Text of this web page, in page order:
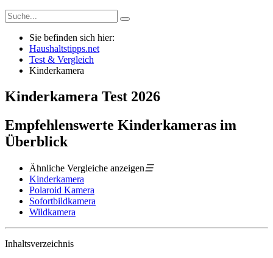
Sie befinden sich hier:
Haushaltstipps.net
Test & Vergleich
Kinderkamera
Kinderkamera Test 2026
Empfehlenswerte Kinderkameras im
Überblick
Ähnliche Vergleiche anzeigen☰
Kinderkamera
Polaroid Kamera
Sofortbildkamera
Wildkamera
Inhaltsverzeichnis